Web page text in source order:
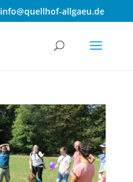
info@quellhof-allgaeu.de